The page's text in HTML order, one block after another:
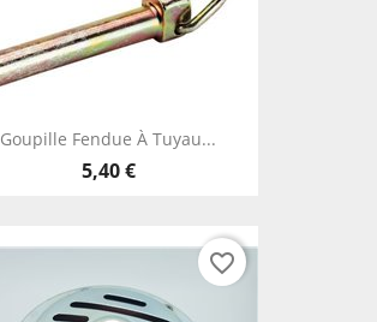
Goupille Fendue À Tuyau...
5,40 €
favorite_border